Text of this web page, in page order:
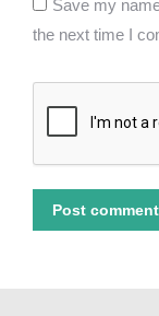
Save my
the next time I
Post comment